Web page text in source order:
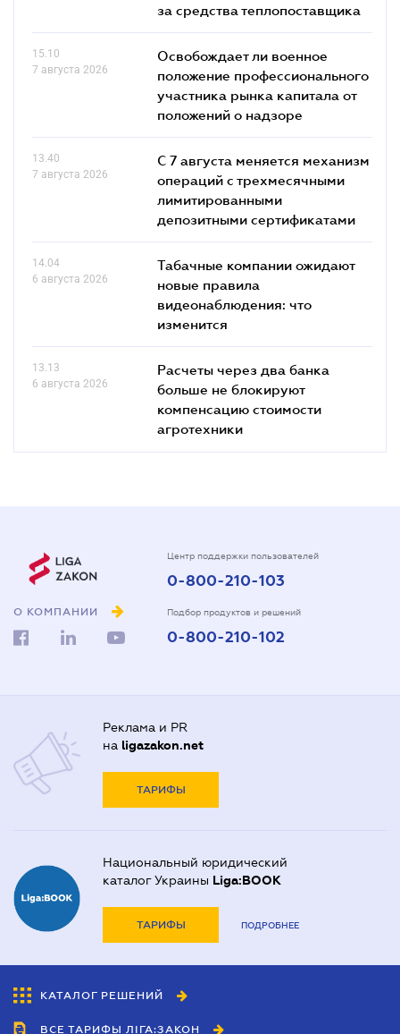
за средства теплопоставщика
15.10
7 августа 2026
Освобождает ли военное
положение профессионального
участника рынка капитала от
положений о надзоре
13.40
7 августа 2026
С 7 августа меняется механизм
операций с трехмесячными
лимитированными
депозитными сертификатами
14.04
6 августа 2026
Табачные компании ожидают
новые правила
видеонаблюдения: что
изменится
13.13
6 августа 2026
Расчеты через два банка
больше не блокируют
компенсацию стоимости
агротехники
О КОМПАНИИ
Центр поддержки пользователей
0-800-210-103
Подбор продуктов и решений
0-800-210-102
Реклама и PR
на ligazakon.net
ТАРИФЫ
Национальный юридический
каталог Украины Liga:BOOK
ТАРИФЫ ПОДРОБНЕЕ
КАТАЛОГ РЕШЕНИЙ
ВСЕ ТАРИФЫ ЛІГА:ЗАКОН